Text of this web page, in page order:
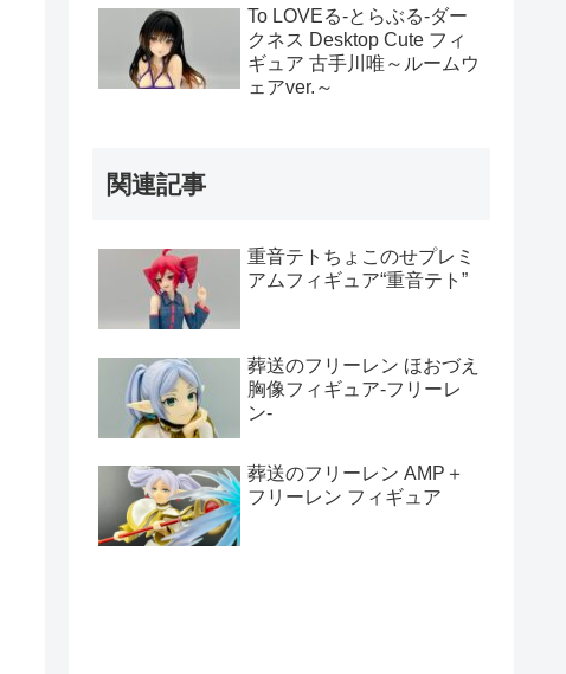
To LOVEる-とらぶる-ダー
クネス Desktop Cute フィ
ギュア 古手川唯～ルームウ
ェアver.～
関連記事
重音テトちょこのせプレミ
アムフィギュア“重音テト”
葬送のフリーレン ほおづえ
胸像フィギュア-フリーレ
ン-
葬送のフリーレン AMP＋
フリーレン フィギュア